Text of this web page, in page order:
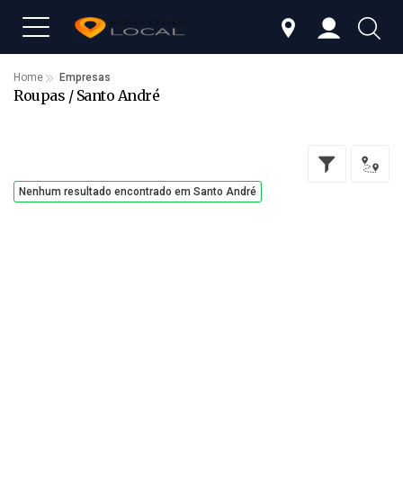
Home Empresas
Roupas / Santo André
Nenhum resultado encontrado em Santo André